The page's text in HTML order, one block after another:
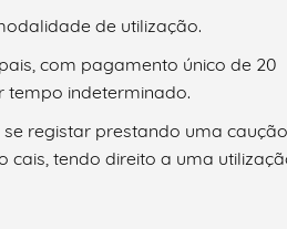
de utilização.
com pagamento único de 20
tempo indeterminado.
registar prestando uma
tendo direito a uma